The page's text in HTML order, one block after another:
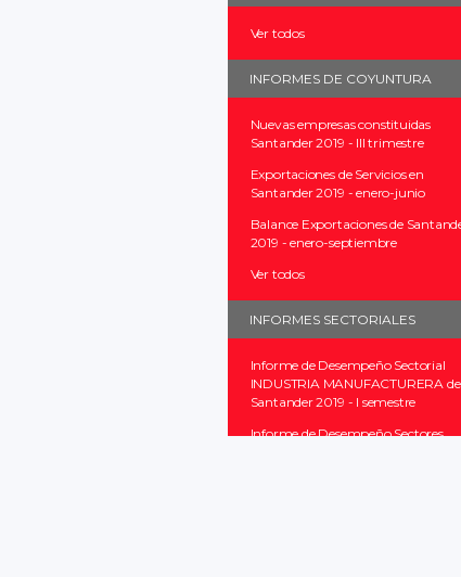
Ver todos
INFORMES DE COYUNTURA
Nuevas empresas constituidas
Santander 2019 - III trimestre
Exportaciones de Servicios en
Santander 2019 - enero-junio
Balance Exportaciones de
2019 - enero-septiembre
Ver todos
INFORMES SECTORIALES
Informe de Desempeño Sectorial
INDUSTRIA MANUFACTURERA de
Santander 2019 - I semestre
Informe de Desempeño Sectores